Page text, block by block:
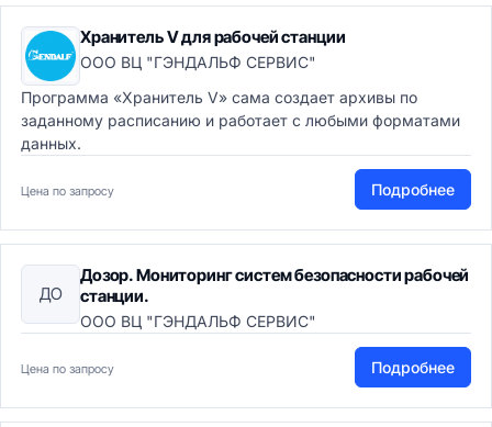
Хранитель V для рабочей станции
ООО ВЦ "ГЭНДАЛЬФ СЕРВИС"
Программа «Хранитель V» сама создает архивы по
заданному расписанию и работает с любыми форматами
данных.
Цена по запросу Подробнее
ДО
Дозор. Мониторинг систем безопасности рабочей
станции.
ООО ВЦ "ГЭНДАЛЬФ СЕРВИС"
Цена по запросу Подробнее